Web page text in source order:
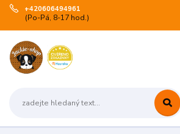
+420606494961
(Po-Pá, 8-17 hod.)